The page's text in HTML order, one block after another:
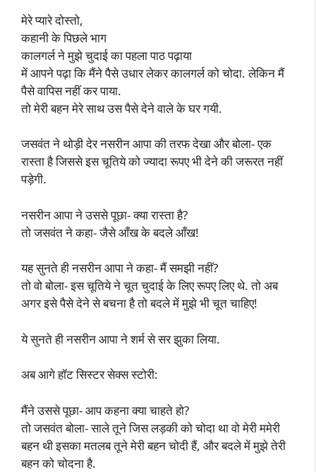
मेरे प्यारे दोस्तो,
कहानी के पिछले भाग
कालगर्ल ने मुझे चुदाई का पहला पाठ पढ़ाया
में आपने पढ़ा कि मैंने पैसे उधार लेकर कालगर्ल को चोदा. लेकिन मैं
पैसे वापिस नहीं कर पाया.
तो मेरी बहन मेरे साथ उस पैसे देने वाले के घर गयी.
जसवंत ने थोड़ी देर नसरीन आपा की तरफ देखा और बोला- एक
रास्ता है जिससे इस चूतिये को ज्यादा रूपए भी देने की जरूरत नहीं
पड़ेगी.
नसरीन आपा ने उससे पूछा- क्या रास्ता है?
तो जसवंत ने कहा- जैसे आँख के बदले आँख!
यह सुनते ही नसरीन आपा ने कहा- मैं समझी नहीं?
तो वो बोला- इस चूतिये ने चूत चुदाई के लिए रूपए लिए थे. तो अब
अगर इसे पैसे देने से बचना है तो बदले में मुझे भी चूत चाहिए!
ये सुनते ही नसरीन आपा ने शर्म से सर झुका लिया.
अब आगे हॉट सिस्टर सेक्स स्टोरी:
मैंने उससे पूछा- आप कहना क्या चाहते हो?
तो जसवंत बोला- साले तूने जिस लड़की को चोदा था वो मेरी ममेरी
बहन थी इसका मतलब तूने मेरी बहन चोदी हैं, और बदले में मुझे तेरी
बहन को चोदना है.